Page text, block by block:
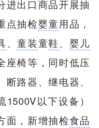
进出口商品开展抽
点抽检婴童用品，
、童装童鞋、 婴儿
座椅等，同时低压
路器、继电器、
以下设备）
面，新增抽检食品